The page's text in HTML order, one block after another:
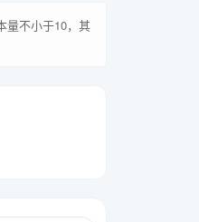
量不小于10，其